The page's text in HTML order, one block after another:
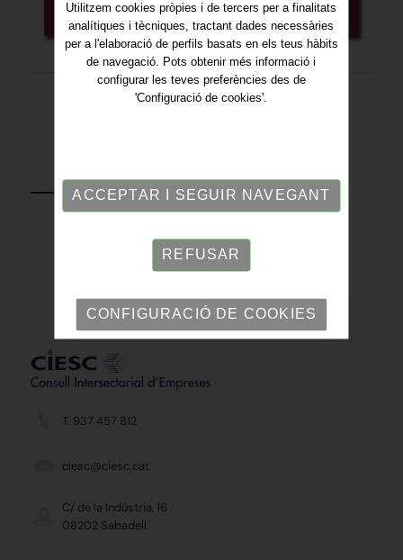
T. 937 457 812
ciesc@ciesc.cat
C/ de la Indústria, 16
08202 Sabadell
Utilitzem cookies pròpies i de tercers per a finalitats
analítiques i tècniques, tractant dades necessàries
per a l'elaboració de perfils basats en els teus hàbits
de navegació. Pots obtenir més informació i
configurar les teves preferències des de
'Configuració de cookies'.
ACCEPTAR I SEGUIR NAVEGANT
REFUSAR
CONFIGURACIÓ DE COOKIES